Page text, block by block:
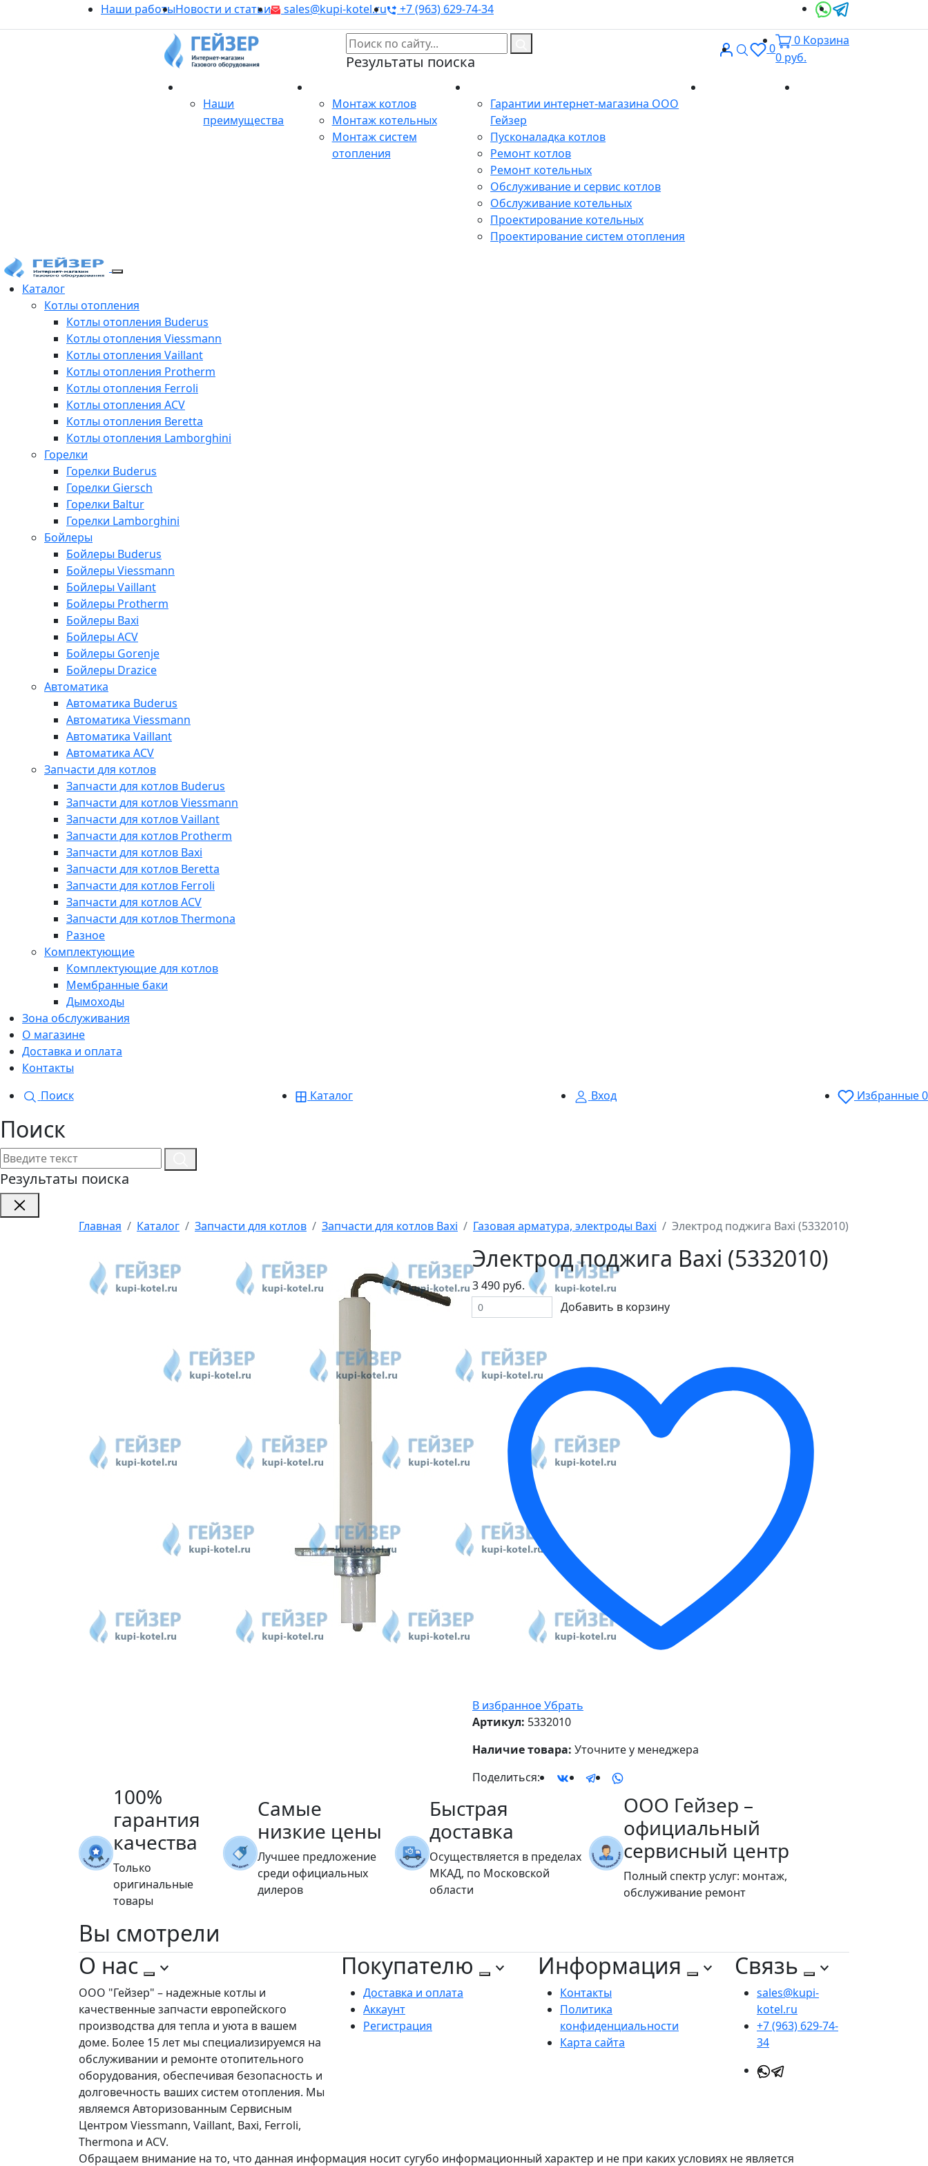
Наши работыНовости и статьи sales@kupi-kotel.ru +7 (963) 629-74-34
Результаты поиска
ВходПоиск
0
0 Корзина
0 руб.
Наши
преимущества
Монтаж котлов
Монтаж котельных
Монтаж систем
отопления
Гарантии интернет-магазина ООО
Гейзер
Пусконаладка котлов
Ремонт котлов
Ремонт котельных
Обслуживание и сервис котлов
Обслуживание котельных
Проектирование котельных
Проектирование систем отопления
Каталог
Котлы отопления
Котлы отопления Buderus
Котлы отопления Viessmann
Котлы отопления Vaillant
Котлы отопления Protherm
Котлы отопления Ferroli
Котлы отопления ACV
Котлы отопления Beretta
Котлы отопления Lamborghini
Горелки
Горелки Buderus
Горелки Giersch
Горелки Baltur
Горелки Lamborghini
Бойлеры
Бойлеры Buderus
Бойлеры Viessmann
Бойлеры Vaillant
Бойлеры Protherm
Бойлеры Baxi
Бойлеры ACV
Бойлеры Gorenje
Бойлеры Drazice
Автоматика
Автоматика Buderus
Автоматика Viessmann
Автоматика Vaillant
Автоматика ACV
Запчасти для котлов
Запчасти для котлов Buderus
Запчасти для котлов Viessmann
Запчасти для котлов Vaillant
Запчасти для котлов Protherm
Запчасти для котлов Baxi
Запчасти для котлов Beretta
Запчасти для котлов Ferroli
Запчасти для котлов ACV
Запчасти для котлов Thermona
Разное
Комплектующие
Комплектующие для котлов
Мембранные баки
Дымоходы
Зона обслуживания
О магазине
Доставка и оплата
Контакты
Поиск
Каталог Вход Избранные0
Поиск
Результаты поиска
Главная Каталог Запчасти для котлов Запчасти для котлов Baxi Газовая арматура, электроды Baxi Электрод поджига Baxi (5332010)
Электрод поджига Baxi (5332010)
3 490 руб.
Добавить в корзину
В избранноеУбрать
Артикул: 5332010
Наличие товара: Уточните у менеджера
Поделиться:
100%
гарантия
качества
Только
оригинальные
товары
Самые
низкие цены
Лучшее предложение
среди официальных
дилеров
Быстрая
доставка
Осуществляется в пределах
МКАД, по Московской
области
ООО Гейзер –
официальный
сервисный центр
Полный спектр услуг: монтаж,
обслуживание ремонт
Вы смотрели
О нас
ООО "Гейзер" – надежные котлы и
качественные запчасти европейского
производства для тепла и уюта в вашем
доме. Более 15 лет мы специализируемся на
обслуживании и ремонте отопительного
оборудования, обеспечивая безопасность и
долговечность ваших систем отопления. Мы
являемся Авторизованным Сервисным
Центром Viessmann, Vaillant, Baxi, Ferroli,
Thermona и ACV.
Покупателю
Доставка и оплата
Аккаунт
Регистрация
Информация
Контакты
Политика
конфиденциальности
Карта сайта
Связь
sales@kupi-
kotel.ru
+7 (963) 629-74-
34
Обращаем внимание на то, что данная информация носит сугубо информационный характер и не при каких условиях не является